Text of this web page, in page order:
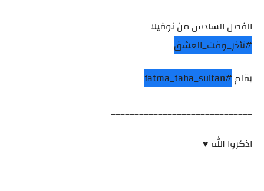
الفصل السادس من نوفيلا
#تأخر_وقت_العشق
بقلم#fatma_taha_sultan
______________________________
اذكروا الله ♥
_______________________________